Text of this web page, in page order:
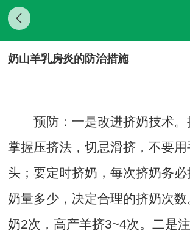
奶山羊乳房炎的防治措施
预防：一是改进挤奶技术。
掌握压挤法，切忌滑挤，不要
头；要定时挤奶，每次挤奶务
奶量多少，决定合理的挤奶次
奶2次，高产羊挤3~4次。二是